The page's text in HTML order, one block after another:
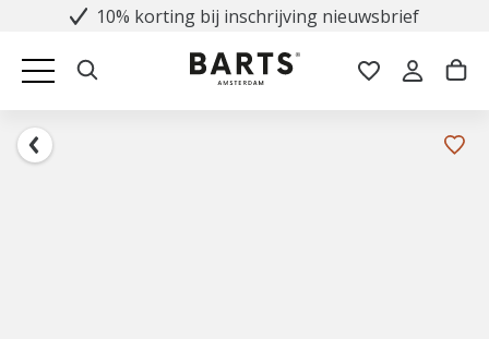
10% korting bij inschrijving nieuwsbrief